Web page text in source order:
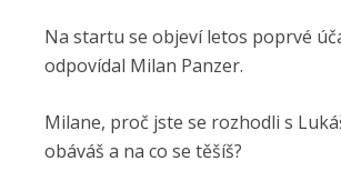
Na startu se objeví letos poprvé
odpovídal Milan Panzer.
Milane, proč jste se rozhodli s
obáváš a na co se těšíš?